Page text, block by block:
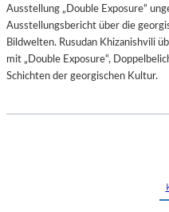
Ausstellung „Double Exposure“
Ausstellungsbericht über die
Bildwelten. Rusudan Khizanishvili
mit „Double Exposure“,
Schichten der georgischen Kultur.